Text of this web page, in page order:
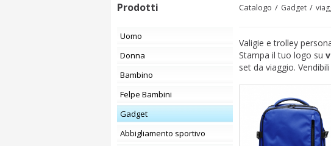
Prodotti
Uomo
Donna
Bambino
Felpe Bambini
Gadget
Abbigliamento sportivo
Catalogo Gadget
Valigie e trolley
Stampa il tuo logo su
set da viaggio.